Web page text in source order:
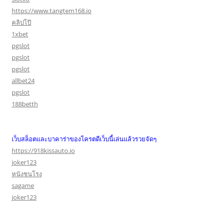
https://www.tangtem168.io
คลิปโป๊
1xbet
pgslot
pgslot
pgslot
allbet24
pgslot
188betth
เว็บสล็อตและบาคาร่าของโครตดีเว็บนี้เล่นแล้วรวยจัดๆ
https://918kissauto.io
joker123
หนังชนโรง
sagame
joker123